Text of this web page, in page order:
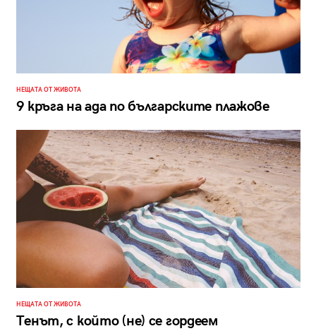
НЕЩАТА ОТ ЖИВОТА
9 кръга на ада по българските плажове
НЕЩАТА ОТ ЖИВОТА
Тенът, с който (не) се гордеем